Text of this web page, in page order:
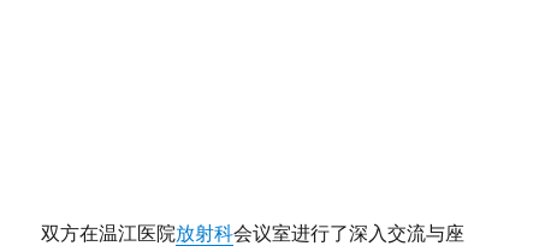
双方在温江医院放射科会议室进行了深入交流与座